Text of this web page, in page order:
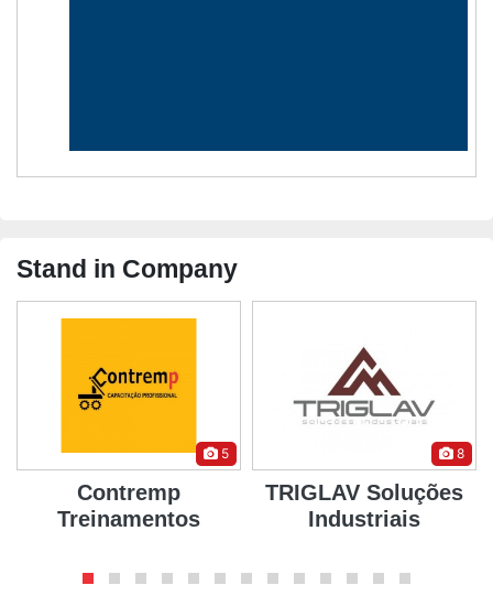
Stand in Company
5
Contremp
Treinamentos
8
TRIGLAV Soluções
Industriais